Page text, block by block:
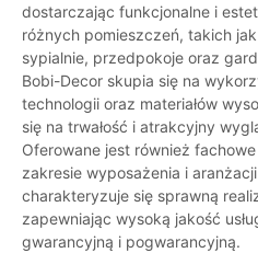
dostarczając funkcjonalne i
różnych pomieszczeń, takich
sypialnie, przedpokoje oraz
Bobi-Decor skupia się na
technologii oraz materiałów
się na trwałość i atrakcyjny
Oferowane jest również
zakresie wyposażenia i
charakteryzuje się sprawną
zapewniając wysoką jakość
gwarancyjną i pogwarancyjną.